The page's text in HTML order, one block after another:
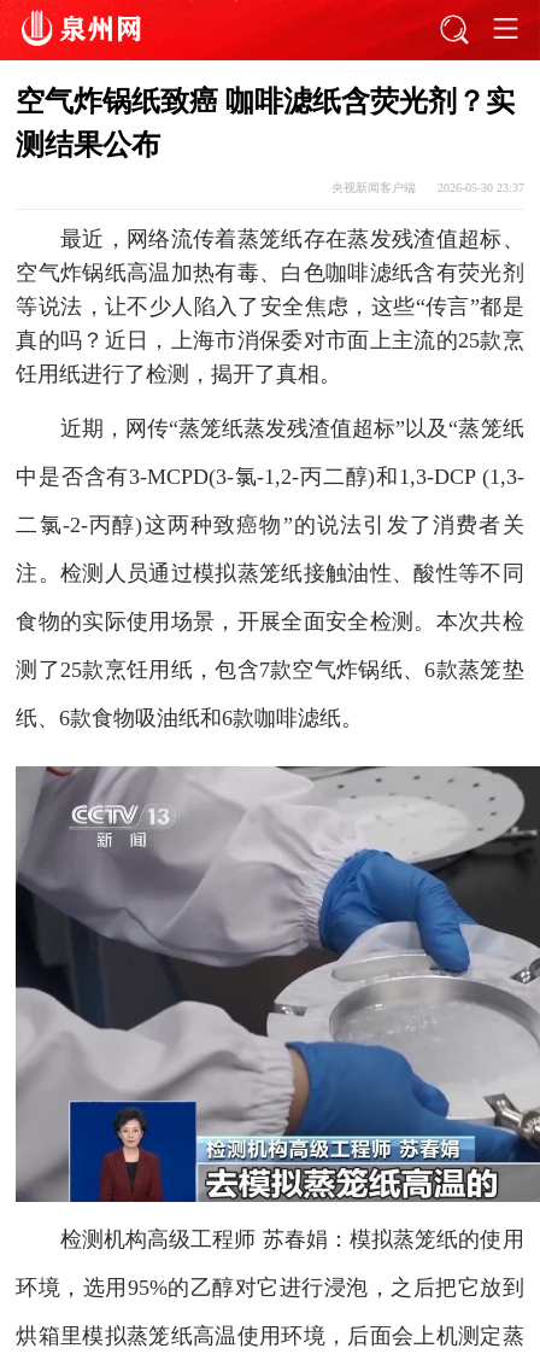
空气炸锅纸致癌 咖啡滤纸含荧光剂？实
测结果公布
央视新闻客户端 2026-05-30 23:37
最近，网络流传着蒸笼纸存在蒸发残渣值超标、
空气炸锅纸高温加热有毒、白色咖啡滤纸含有荧光剂
等说法，让不少人陷入了安全焦虑，这些“传言”都是
真的吗？近日，上海市消保委对市面上主流的25款烹
饪用纸进行了检测，揭开了真相。
近期，网传“蒸笼纸蒸发残渣值超标”以及“蒸笼纸
中是否含有3-MCPD(3-氯-1,2-丙二醇)和1,3-DCP (1,3-
二氯-2-丙醇)这两种致癌物”的说法引发了消费者关
注。检测人员通过模拟蒸笼纸接触油性、酸性等不同
食物的实际使用场景，开展全面安全检测。本次共检
测了25款烹饪用纸，包含7款空气炸锅纸、6款蒸笼垫
纸、6款食物吸油纸和6款咖啡滤纸。
检测机构高级工程师 苏春娟：模拟蒸笼纸的使用
环境，选用95%的乙醇对它进行浸泡，之后把它放到
烘箱里模拟蒸笼纸高温使用环境，后面会上机测定蒸